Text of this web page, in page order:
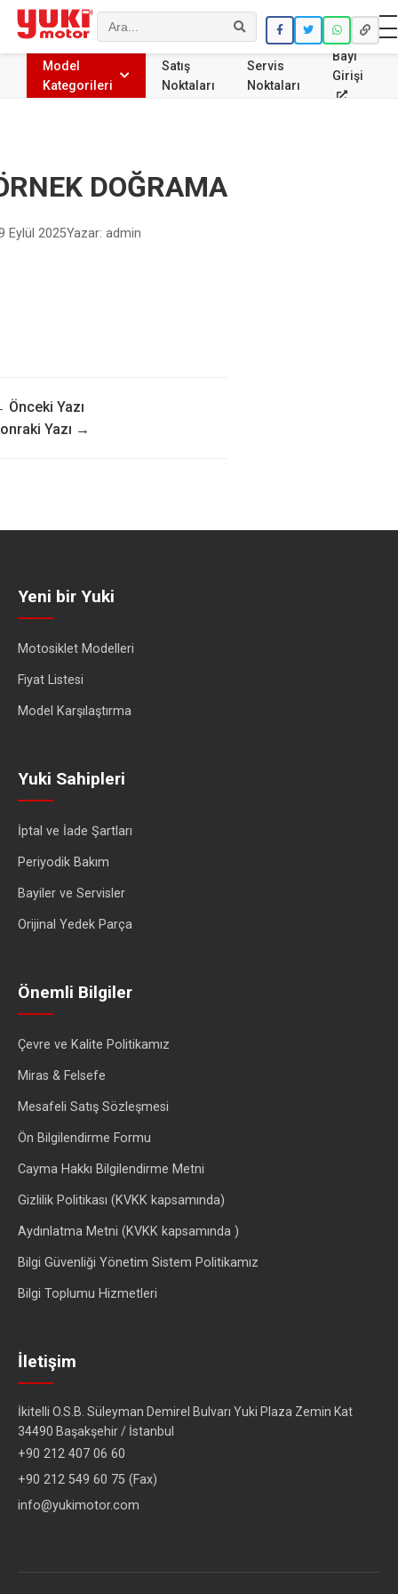
Ara
Model
Kategorileri
Satış
Noktaları
Servis
Noktaları
Bayi
Girişi
DOĞRAMA
Eylül 2025Yazar: admin
Önceki Yazı
Yazı →
Yeni bir Yuki
Motosiklet Modelleri
Fiyat Listesi
Model Karşılaştırma
Yuki Sahipleri
İptal ve İade Şartları
Periyodik Bakım
Bayiler ve Servisler
Orijinal Yedek Parça
Önemli Bilgiler
Çevre ve Kalite Politikamız
Miras & Felsefe
Mesafeli Satış Sözleşmesi
Ön Bilgilendirme Formu
Cayma Hakkı Bilgilendirme Metni
Gizlilik Politikası (KVKK kapsamında)
Aydınlatma Metni (KVKK kapsamında )
Bilgi Güvenliği Yönetim Sistem Politikamız
Bilgi Toplumu Hizmetleri
İletişim
İkitelli O.S.B. Süleyman Demirel Bulvarı Yuki Plaza Zemin Kat
34490 Başakşehir / İstanbul
+90 212 407 06 60
+90 212 549 60 75 (Fax)
info@yukimotor.com